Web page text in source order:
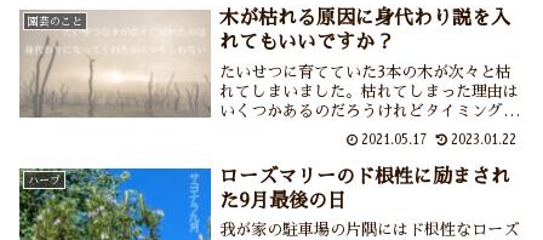
りには資金も知識も情熱も体力も必要です
ね。少しずつでも夢の庭へ近づこう！
園芸のこと
木が枯れる原因に身代わり説を入
れてもいいですか？
たいせつに育てていた3本の木が次々と枯
れてしまいました。枯れてしまった理由は
いくつかあるのだろうけれどタイミング的
にもしかしたら身代わりになって枯れてく
れたのかな、と感じています。枯れている
かどうかの見分け方もあわせてご紹介して
います。
2021.05.17 2023.01.22
ハーブ
ローズマリーのド根性に励まされ
た9月最後の日
我が家の駐車場の片隅にはド根性なローズ